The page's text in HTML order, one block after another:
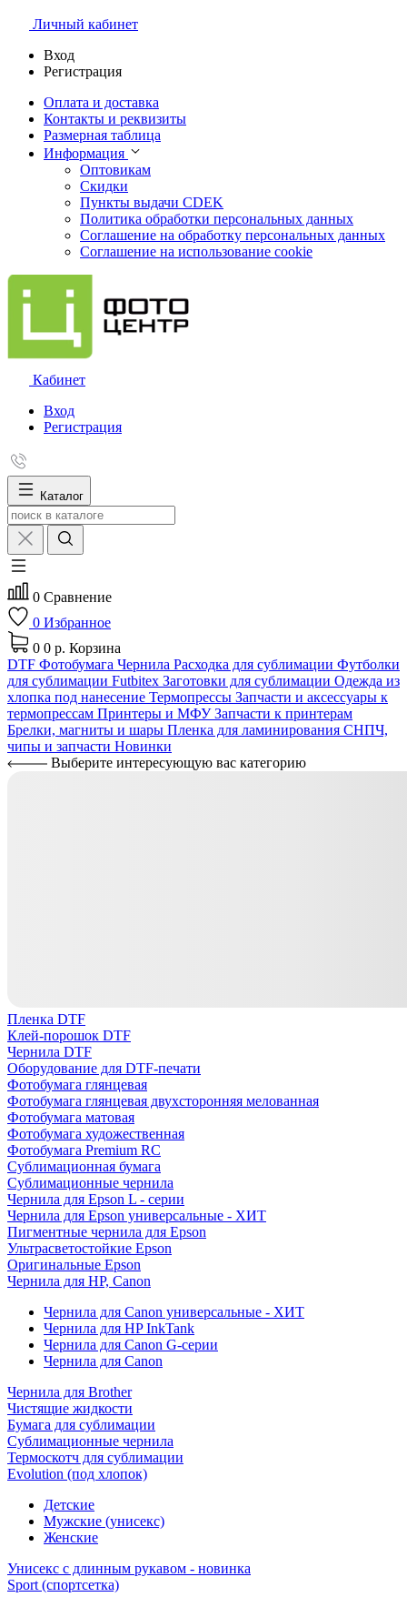
Личный кабинет
Вход
Регистрация
Оплата и доставка
Контакты и реквизиты
Размерная таблица
Информация
Оптовикам
Скидки
Пункты выдачи CDEK
Политика обработки персональных данных
Соглашение на обработку персональных данных
Соглашение на использование cookie
Кабинет
Вход
Регистрация
Каталог
0 Сравнение
0 Избранное
0 0 р. Корзина
DTF Фотобумага Чернила Расходка для сублимации Футболки
для сублимации Futbitex Заготовки для сублимации Одежда из
хлопка под нанесение Термопрессы Запчасти и аксессуары к
термопрессам Принтеры и МФУЗапчасти к принтерам
Брелки, магниты и шары Пленка для ламинирования СНПЧ,
чипы и запчасти Новинки
Выберите интересующую вас категорию
Пленка DTF
Клей-порошок DTF
Чернила DTF
Оборудование для DTF-печати
Фотобумага глянцевая
Фотобумага глянцевая двухсторонняя мелованная
Фотобумага матовая
Фотобумага художественная
Фотобумага Premium RC
Сублимационная бумага
Сублимационные чернила
Чернила для Epson L - серии
Чернила для Epson универсальные - ХИТ
Пигментные чернила для Epson
Ультрасветостойкие Epson
Оригинальные Epson
Чернила для HP, Canon
Чернила для Canon универсальные - ХИТ
Чернила для HP InkTank
Чернила для Canon G-серии
Чернила для Canon
Чернила для Brother
Чистящие жидкости
Бумага для сублимации
Сублимационные чернила
Термоскотч для сублимации
Evolution (под хлопок)
Детские
Мужские (унисекс)
Женские
Унисекс с длинным рукавом - новинка
Sport (спортсетка)